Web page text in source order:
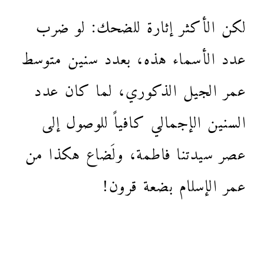
لكن الأكثر إثارة للضحك: لو ضرب
عدد الأسماء هذه، بعدد سنين متوسط
عمر الجيل الذكوري، لما كان عدد
السنين الإجمالي كافياً للوصول إلى
عصر سيدتنا فاطمة، ولَضاع هكذا من
عمر الإسلام بضعة قرون!